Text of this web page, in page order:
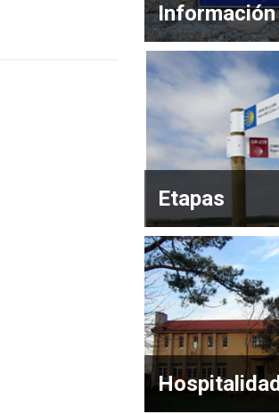
Información
Etapas
Hospitalidad